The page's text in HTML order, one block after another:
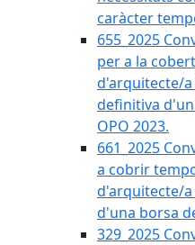
caràcter
655_2025
per a la
d'arquitecte/a
definitiva
OPO 2023.
661_2025
a cobrir
d'arquitecte/
d'una borsa
329_2025